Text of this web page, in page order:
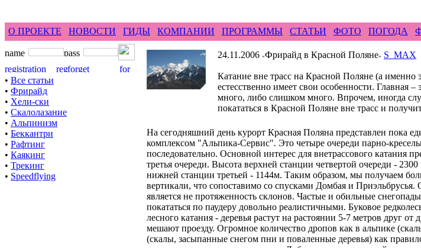
О ПРОЕКТЕ НОВОСТИ ГИДЫ КОМПАНИИ ПРОГРАММЫ СТАТЬИ ФОТО ПОГОДА
• Все статьи
• Фрирайд
• Хели-ски
• Скалолазание
• Альпинизм
• Беккантри
• Рафтинг
• Каякинг
• Трекинг
• Speedflying
24.11.2006 «Фрирайд в Красной Поляне» S_MAX
Катание вне трасс на Красной Поляне (а именно
естесственно имеет свои особенности. Главная
много, либо слишком много. Впрочем, иногда
покататься в Красной Поляне вне трасс и
На сегодняшний день курорт Красная Поляна представлен пока
комплексом "Альпика-Сервис". Это четыре очереди парно-
последовательно. Основной интерес для внетрассового катания
третья очереди. Высота верхней станции четвертой очереди -
нижней станции третьей - 1144м. Таким образом, мы получаем
вертикали, что сопоставимо со спусками Домбая и
является не протяженность склонов. Частые и обильные
покататься по паудеру довольно реалистичными. Буковое
лесного катания - деревья растут на растоянии 5-7 метров друг от
мешают проезду. Огромное количество дропов как в альпике
(скалы, засыпанные снегом пни и поваленные деревья) как